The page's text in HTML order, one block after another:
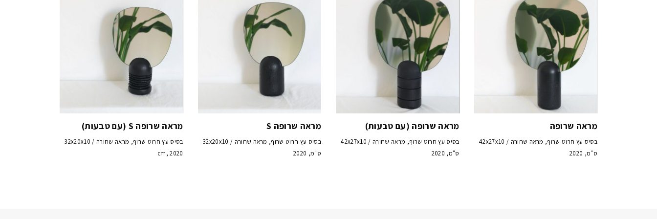
מראה שרופה
בסיס עץ חרוט שרוף, מראה שחורה / 42x27x10
ס"מ, 2020
מראה שרופה (עם טבעות)
בסיס עץ חרוט שרוף, מראה שחורה / 42x27x10
ס"מ, 2020
מראה שרופה S
בסיס עץ חרוט שרוף, מראה שחורה / 32x20x10
ס"מ, 2020
מראה שרופה S (עם טבעות)
בסיס עץ חרוט שרוף, מראה שחורה / 32x20x10
cm, 2020